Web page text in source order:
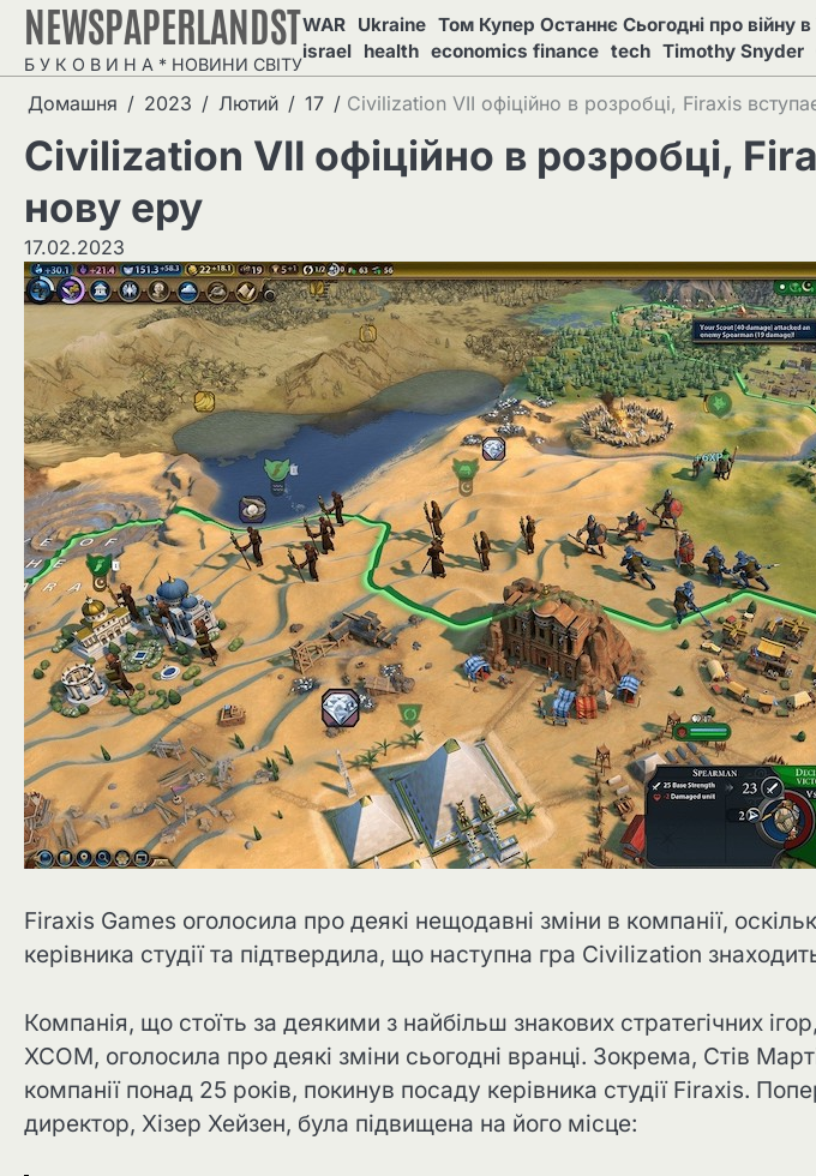
Перейти
вмісту
NEWSPAPERLANDST
Б У К О В И Н А * НОВИНИ СВІТУ
WAR Ukraine Том Купер Останнє Сьогодні про війну
israel health economics finance tech Timothy Snyder
Домашня 2023 Лютий 17 Civilization VII офіційно в розробці, Firaxis
Civilization VII офіційно в розробці,
нову еру
17.02.2023
Firaxis Games оголосила про деякі нещодавні зміни в компанії,
керівника студії та підтвердила, що наступна гра Civilization
Компанія, що стоїть за деякими з найбільш знакових стратегічних
XCOM, оголосила про деякі зміни сьогодні вранці. Зокрема, Стів
компанії понад 25 років, покинув посаду керівника студії Firaxis.
директор, Хізер Хейзен, була підвищена на його місце: